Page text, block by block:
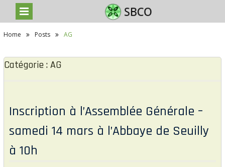
Home Posts AG
Catégorie : AG
Inscription à l’Assemblée Générale –
samedi 14 mars à l’Abbaye de Seuilly
à 10h